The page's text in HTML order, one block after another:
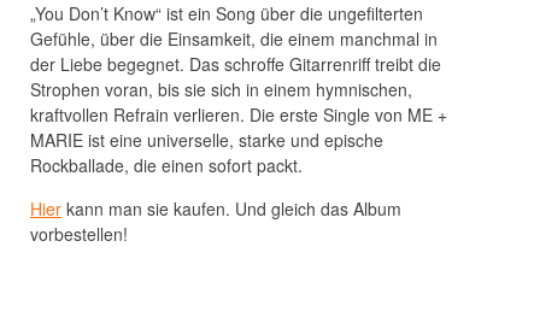
„You Don’t Know“ ist ein Song über die ungefilterten
Gefühle, über die Einsamkeit, die einem manchmal in
der Liebe begegnet. Das schroffe Gitarrenriff treibt die
Strophen voran, bis sie sich in einem hymnischen,
kraftvollen Refrain verlieren. Die erste Single von ME +
MARIE ist eine universelle, starke und epische
Rockballade, die einen sofort packt.
Hier kann man sie kaufen. Und gleich das Album
vorbestellen!